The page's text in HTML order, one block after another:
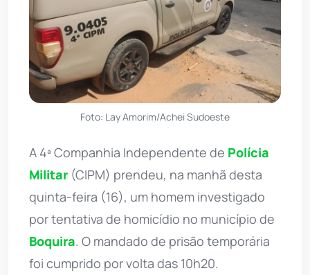
Foto: Lay Amorim/Achei Sudoeste
A 4ª Companhia Independente de Polícia
Militar (CIPM) prendeu, na manhã desta
quinta-feira (16), um homem investigado
por tentativa de homicídio no município de
Boquira. O mandado de prisão temporária
foi cumprido por volta das 10h20.